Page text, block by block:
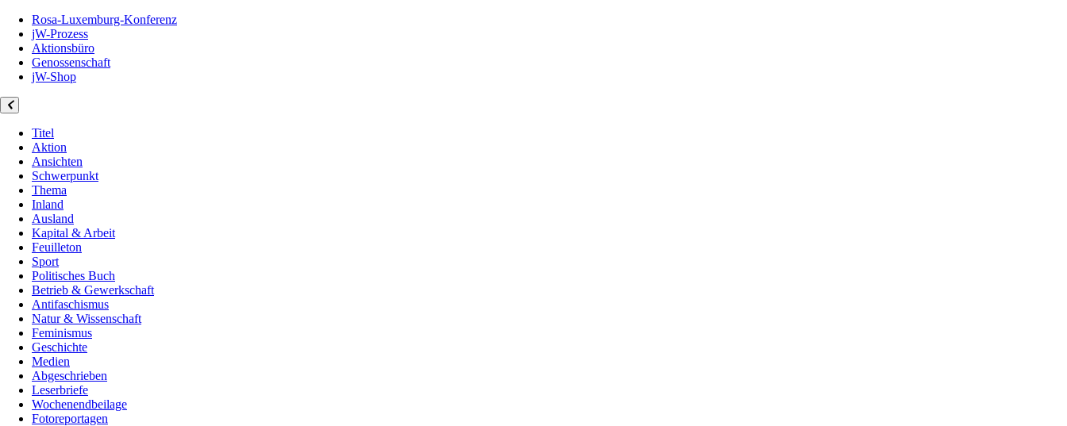
Rosa-Luxemburg-Konferenz
jW-Prozess
Aktionsbüro
Genossenschaft
jW-Shop
Titel
Aktion
Ansichten
Schwerpunkt
Thema
Inland
Ausland
Kapital & Arbeit
Feuilleton
Sport
Politisches Buch
Betrieb & Gewerkschaft
Antifaschismus
Natur & Wissenschaft
Feminismus
Geschichte
Medien
Abgeschrieben
Leserbriefe
Wochenendbeilage
Fotoreportagen